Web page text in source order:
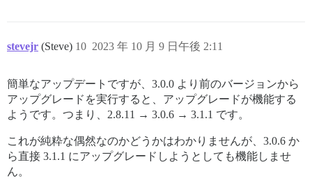
stevejr (Steve) 2023 年 10 月 9 日午後 2:11
10
簡単なアップデートですが、3.0.0 より前のバージョンから
アップグレードを実行すると、アップグレードが機能する
ようです。つまり、2.8.11 → 3.0.6 → 3.1.1 です。
これが純粋な偶然なのかどうかはわかりませんが、3.0.6 か
ら直接 3.1.1 にアップグレードしようとしても機能しませ
ん。